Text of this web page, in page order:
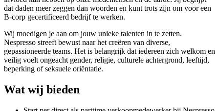
dat daden meer zeggen dan woorden en kunt trots zijn om voor een
B-corp gecertificeerd bedrijf te werken.
Wij moedigen je aan om jouw unieke talenten in te zetten.
Nespresso streeft bewust naar het creëren van diverse,
gepassioneerde teams. Het is belangrijk dat iedereen zich welkom en
veilig voelt ongeacht gender, religie, culturele achtergrond, leeftijd,
beperking of seksuele oriëntatie.
Wat wij bieden